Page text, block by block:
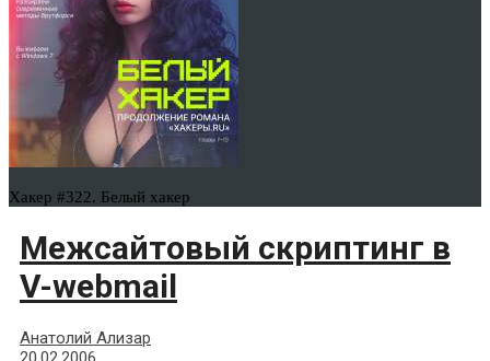
Хакер #322. Белый хакер
Межсайтовый скриптинг в
V-webmail
Анатолий Ализар